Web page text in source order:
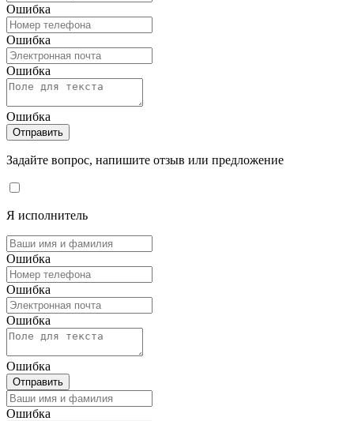
Ошибка
Ошибка
Ошибка
Ошибка
Отправить
Задайте вопрос, напишите отзыв или предложение
Я исполнитель
Ошибка
Ошибка
Ошибка
Ошибка
Отправить
Ошибка